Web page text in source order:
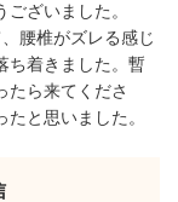
ざいました。
腰椎がズレる感じ
ち着きました。暫
たら来てくださ
と思いました。